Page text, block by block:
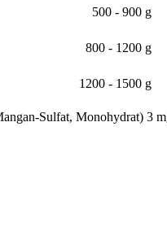
500 - 900 g
800 - 1200 g
1200 - 1500 g
Sulfat, Monohydrat) 3